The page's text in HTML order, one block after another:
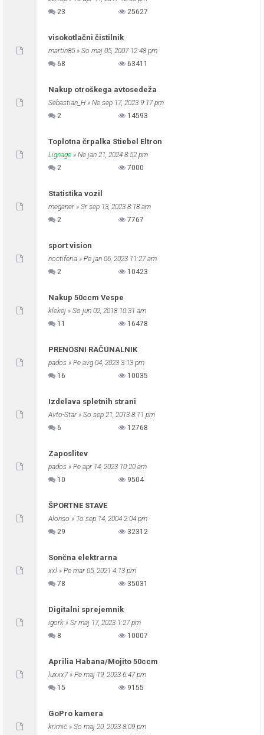
23
25627
visokotlačni čistilnik
martin85» So maj 05, 2007 12:48 pm
68
63411
Nakup otroškega avtosedeža
Sebastian_H » Ne sep 17, 2023 9:17 pm
2
14593
Toplotna črpalka Stiebel Eltron
Lignage » Ne jan 21, 2024 8:52 pm
2
7000
Statistika vozil
meganer» Sr sep 13, 2023 8:18 am
2
7767
sport vision
noctiferia » Pe jan 06, 2023 11:27 am
2
10423
Nakup 50ccm Vespe
klekej » So jun 02, 2018 10:31 am
11
16478
PRENOSNI RAČUNALNIK
pados » Pe avg 04, 2023 3:13 pm
16
10035
Izdelava spletnih strani
Avto-Star» So sep 21, 2013 8:11 pm
6
12768
Zaposlitev
pados » Pe apr 14, 2023 10:20 am
10
9504
ŠPORTNE STAVE
Alonso » To sep 14, 2004 2:04 pm
29
32312
Sončna elektrarna
xxl » Pe mar 05, 2021 4:13 pm
78
35031
Digitalni sprejemnik
igork » Sr maj 17, 2023 1:27 pm
8
10007
Aprilia Habana/Mojito 50ccm
luxxx7» Pe maj 19, 2023 6:47 pm
15
9155
GoPro kamera
krimič » So maj 20, 2023 8:09 pm